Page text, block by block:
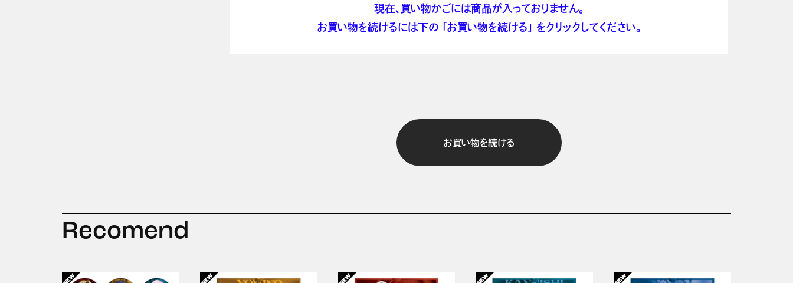
現在、買い物かごには商品が入っておりません。
お買い物を続けるには下の 「お買い物を続ける」 をクリックしてください。
お買い物を続ける
Recomend